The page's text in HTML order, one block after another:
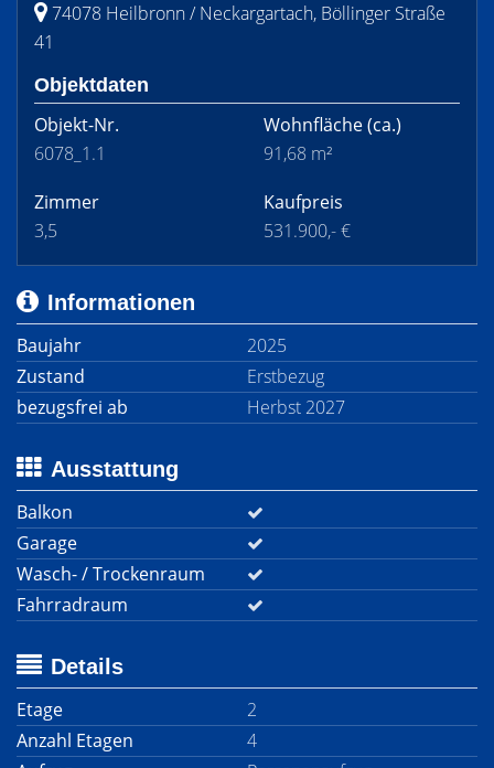
74078 Heilbronn / Neckargartach, Böllinger Straße
41
Objektdaten
Objekt-Nr.
6078_1.1
Wohnfläche(ca.)
91,68 m²
Zimmer
3,5
Kaufpreis
531.900,- €
Informationen
Baujahr
2025
Zustand
Erstbezug
bezugsfrei ab
Herbst 2027
Ausstattung
Balkon
Garage
Wasch- / Trockenraum
Fahrradraum
Details
Etage
2
Anzahl Etagen
4